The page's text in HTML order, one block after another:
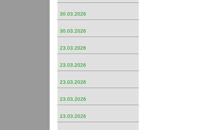
30.03.2026
30.03.2026
23.03.2026
23.03.2026
23.03.2026
23.03.2026
23.03.2026